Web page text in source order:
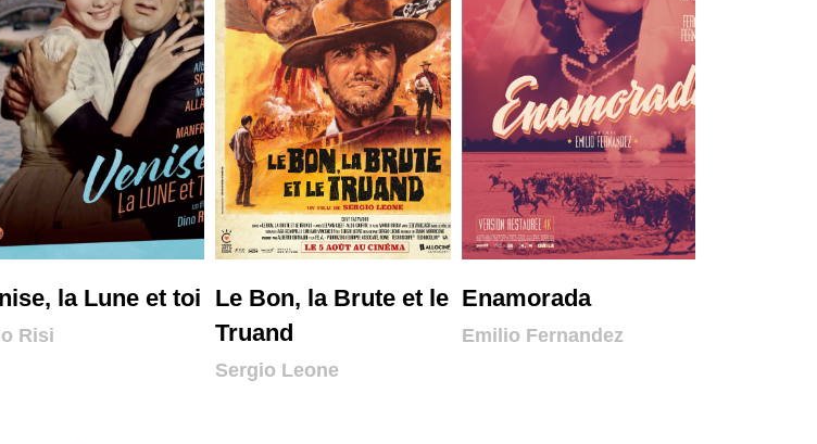
la Lune et toi
Risi
Le Bon, la Brute et le
Truand
Sergio Leone
Enamorada
Emilio Fernandez